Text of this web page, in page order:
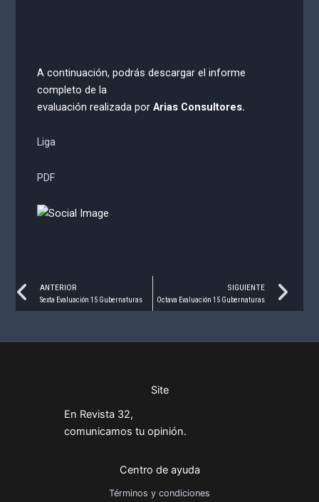
A continuación, podrás descargar el informe
completo de la
evaluación realizada por Arias Consultores.
Liga
PDF
Prev
ANTERIOR
Sexta Evaluación 15 Gubernaturas
SIGUIENTE
Octava Evaluación 15 Gubernaturas
Site
En Revista 32,
comunicamos tu opinión.
Centro de ayuda
Términos y condiciones